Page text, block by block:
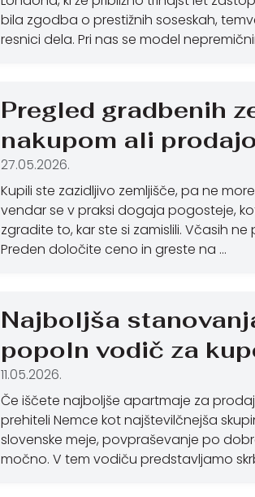
bila zgodba o prestižnih soseskah,
resnici dela. Pri nas se model
Pregled gradbenih
nakupom ali
27.05.2026.
Kupili ste zazidljivo zemljišče, pa ne
vendar se v praksi dogaja pogosteje,
zgradite to, kar ste si zamislili. Včasih
Preden določite ceno in greste na …
Najboljša
popoln vodič za
11.05.2026.
Če iščete najboljše apartmaje za
prehiteli Nemce kot najštevilčnejša
slovenske meje, povpraševanje po
močno. V tem vodiču predstavljamo